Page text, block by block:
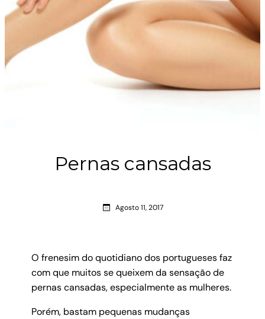
Pernas cansadas
Agosto 11, 2017
O frenesim do quotidiano dos portugueses faz
com que muitos se queixem da sensação de
pernas cansadas, especialmente as mulheres.
Porém, bastam pequenas mudanças